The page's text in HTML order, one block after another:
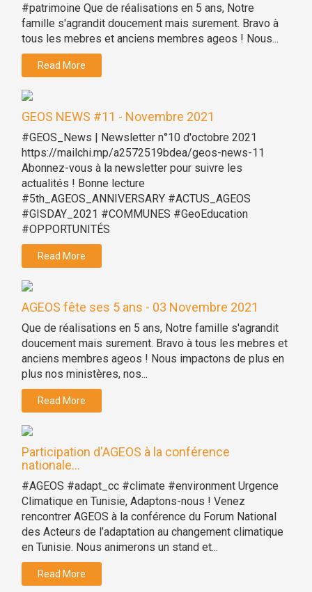
#patrimoine Que de réalisations en 5 ans, Notre
famille s'agrandit doucement mais surement. Bravo à
tous les mebres et anciens membres ageos ! Nous...
Read More
GEOS NEWS #11 - Novembre 2021
#GEOS_News | Newsletter n°10 d'octobre 2021
https://mailchi.mp/a2572519bdea/geos-news-11
Abonnez-vous à la newsletter pour suivre les
actualités ! Bonne lecture
#5th_AGEOS_ANNIVERSARY #ACTUS_AGEOS
#GISDAY_2021 #COMMUNES #GeoEducation
#OPPORTUNITÉS
Read More
AGEOS fête ses 5 ans - 03 Novembre 2021
Que de réalisations en 5 ans, Notre famille s'agrandit
doucement mais surement. Bravo à tous les mebres et
anciens membres ageos ! Nous impactons de plus en
plus nos ministères, nos...
Read More
Participation d'AGEOS à la conférence
nationale...
#AGEOS #adapt_cc #climate #environment Urgence
Climatique en Tunisie, Adaptons-nous ! Venez
rencontrer AGEOS à la conférence du Forum National
des Acteurs de l’adaptation au changement climatique
en Tunisie. Nous animerons un stand et...
Read More